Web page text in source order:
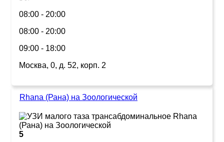
08:00 - 20:00
08:00 - 20:00
09:00 - 18:00
Москва, 0, д. 52, корп. 2
Rhana (Рана) на Зоологической
5